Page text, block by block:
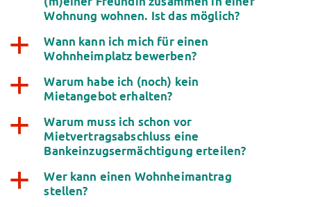
Wohnen-FAQ
AnsprechpartnerInnen
Soziales & Beratung
Sozialberatung
Finanzierungsberatung
PsychoSoziale Beratung
Kursangebote
Rechtsberatung
Wohnung wohnen. Ist das möglich?
a
Wann kann ich mich für einen
Wohnheimplatz bewerben?
a
Warum habe ich (noch) kein
Mietangebot erhalten?
a
Warum muss ich schon vor
Mietvertragsabschluss eine
Bankeinzugsermächtigung erteilen?
a
Wer kann einen Wohnheimantrag
stellen?